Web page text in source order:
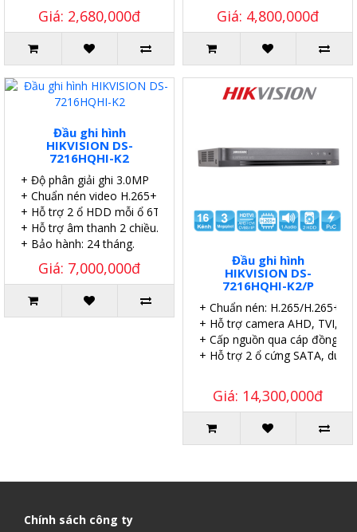
Giá: 2,680,000đ Giá: 4,800,000đ
Đầu ghi hình
HIKVISION DS-
7216HQHI-K2
+ Độ phân giải ghi 3.0MP
+ Chuẩn nén video H.265+
+ Hỗ trợ 2 ổ HDD mỗi ổ 6TB.
+ Hỗ trợ âm thanh 2 chiều.
+ Bảo hành: 24 tháng.
Giá: 7,000,000đ
Đầu ghi hình
HIKVISION DS-
7216HQHI-K2/P
+ Chuẩn nén: H.265/H.265+.
+ Hỗ trợ camera AHD, TVI,
+ Cấp nguồn qua cáp đồng
+ Hỗ trợ 2 ổ cứng SATA,
Giá: 14,300,000đ
Chính sách công ty